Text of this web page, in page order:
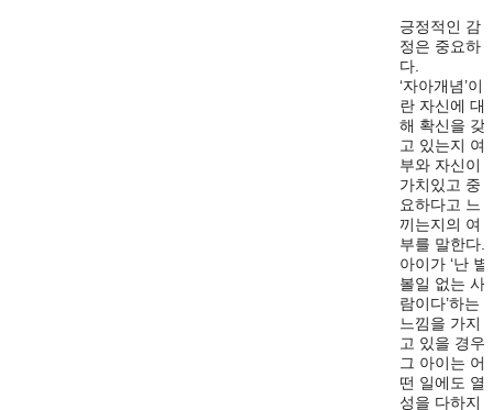
긍정적인 감
정은 중요하
다.
‘자아개념’이
란 자신에 대
해 확신을 갖
고 있는지 여
부와 자신이
가치있고 중
요하다고 느
끼는지의 여
부를 말한다.
아이가 ‘난 별
볼일 없는 사
람이다’하는
느낌을 가지
고 있을 경우
그 아이는 어
떤 일에도 열
성을 다하지